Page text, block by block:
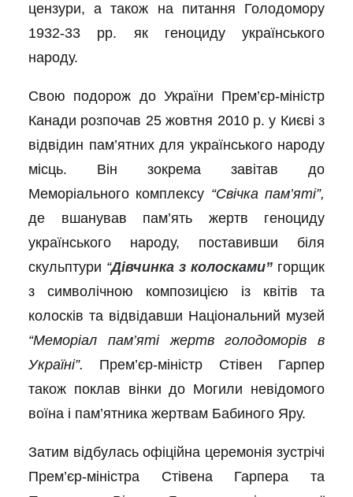
цензури, а також на питання Голодомору
1932-33 рр. як геноциду українського
народу.
Свою подорож до України Прем’єр-міністр
Канади розпочав 25 жовтня 2010 р. у Києві з
відвідин пам’ятних для українського народу
місць. Він зокрема завітав до
Меморіального комплексу “Свічка пам’яті”,
де
вшанував пам’ять жертв геноциду
українського народу, поставивши біля
скульптури “Дівчинка з колосками” горщик
з символічною композицією із квітів та
колосків та відвідавши Національний музей
“Меморіал пам’яті жертв голодоморів в
Україні”. Прем’єр-міністр Стівен Гарпер
також поклав вінки до Могили невідомого
воїна і пам’ятника жертвам Бабиного Яру.
Затим відбулась офіційна церемонія зустрічі
Прем’єр-міністра Стівена Гарпера та